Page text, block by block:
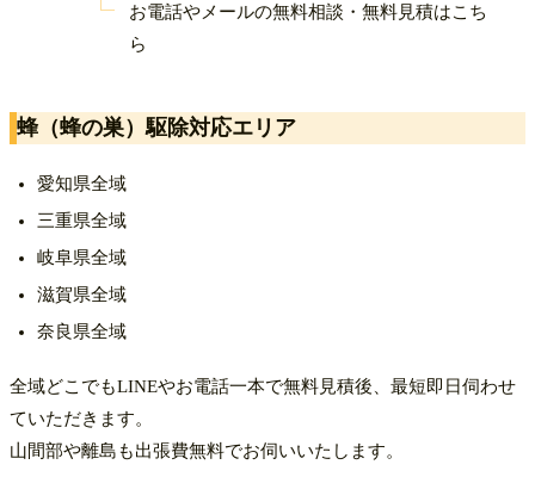
お電話やメールの無料相談・無料見積はこち
ら
蜂（蜂の巣）駆除対応エリア
愛知県全域
三重県全域
岐阜県全域
滋賀県全域
奈良県全域
全域どこでもLINEやお電話一本で無料見積後、最短即日伺わせ
ていただきます。
山間部や離島も出張費無料でお伺いいたします。